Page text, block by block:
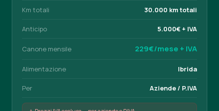
Km totali 30.000 km totali
Anticipo 5.000€ + IVA
Canone mensile 229€/mese + IVA
Alimentazione Ibrida
Per Aziende / P.IVA